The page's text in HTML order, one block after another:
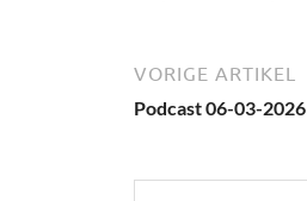
VORIGE ARTIKEL
Podcast 06-03-2026